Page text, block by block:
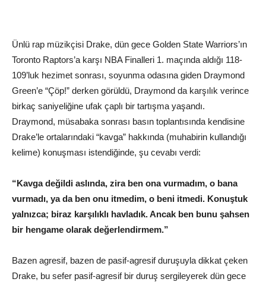
Ünlü rap müzikçisi Drake, dün gece Golden State Warriors’ın
Toronto Raptors’a karşı NBA Finalleri 1. maçında aldığı 118-
109’luk hezimet sonrası, soyunma odasına giden Draymond
Green’e “Çöp!” derken görüldü, Draymond da karşılık verince
birkaç saniyeliğine ufak çaplı bir tartışma yaşandı.
Draymond, müsabaka sonrası basın toplantısında kendisine
Drake’le ortalarındaki “kavga” hakkında (muhabirin kullandığı
kelime) konuşması istendiğinde, şu cevabı verdi:
“Kavga değildi aslında, zira ben ona vurmadım, o bana
vurmadı, ya da ben onu itmedim, o beni itmedi. Konuştuk
yalnızca; biraz karşılıklı havladık. Ancak ben bunu şahsen
bir hengame olarak değerlendirmem.”
Bazen agresif, bazen de pasif-agresif duruşuyla dikkat çeken
Drake, bu sefer pasif-agresif bir duruş sergileyerek dün gece